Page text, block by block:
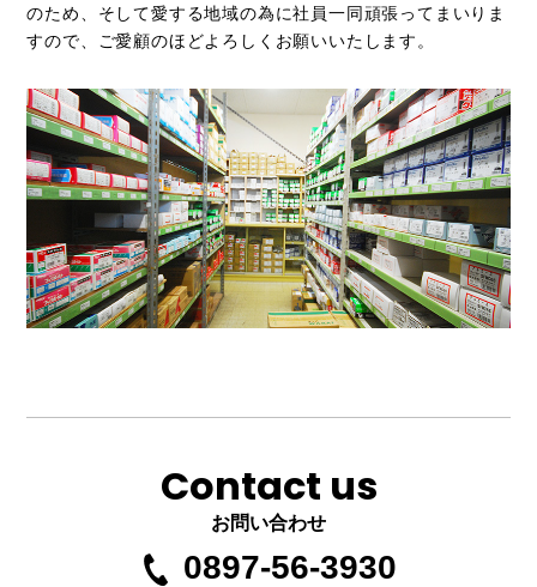
のため、そして愛する地域の為に社員一同頑張ってまいりま
すので、ご愛顧のほどよろしくお願いいたします。
Contact us
お問い合わせ
0897-56-3930